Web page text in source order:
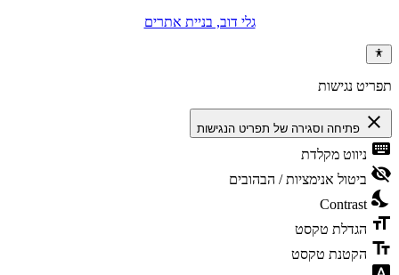
גלי דוב, בניית אתרים
תפריט נגישות
close פתיחה וסגירה של תפריט הנגישות
keyboard ניווט מקלדת
visibility_off ביטול אנימציות / הבהובים
nights_stay
Contrast
format_size הגדלת טקסט
text_fields הקטנת טקסט